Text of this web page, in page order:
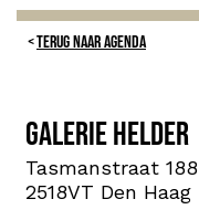
TERUG NAAR AGENDA
Galerie Helder
Tasmanstraat 188
2518VT Den Haag